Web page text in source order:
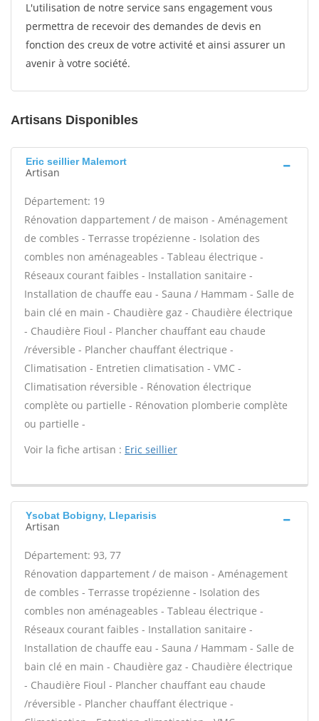
L'utilisation de notre service sans engagement vous
permettra de recevoir des demandes de devis en
fonction des creux de votre activité et ainsi assurer un
avenir à votre société.
Artisans Disponibles
Eric seillier Malemort
Artisan
Département: 19
Rénovation dappartement / de maison - Aménagement
de combles - Terrasse tropézienne - Isolation des
combles non aménageables - Tableau électrique -
Réseaux courant faibles - Installation sanitaire -
Installation de chauffe eau - Sauna / Hammam - Salle de
bain clé en main - Chaudière gaz - Chaudière électrique
- Chaudière Fioul - Plancher chauffant eau chaude
/réversible - Plancher chauffant électrique -
Climatisation - Entretien climatisation - VMC -
Climatisation réversible - Rénovation électrique
complète ou partielle - Rénovation plomberie complète
ou partielle -
Voir la fiche artisan : Eric seillier
Ysobat Bobigny, Lleparisis
Artisan
Département: 93, 77
Rénovation dappartement / de maison - Aménagement
de combles - Terrasse tropézienne - Isolation des
combles non aménageables - Tableau électrique -
Réseaux courant faibles - Installation sanitaire -
Installation de chauffe eau - Sauna / Hammam - Salle de
bain clé en main - Chaudière gaz - Chaudière électrique
- Chaudière Fioul - Plancher chauffant eau chaude
/réversible - Plancher chauffant électrique -